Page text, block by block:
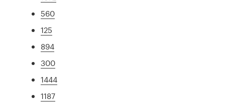
560
125
894
300
1444
1187